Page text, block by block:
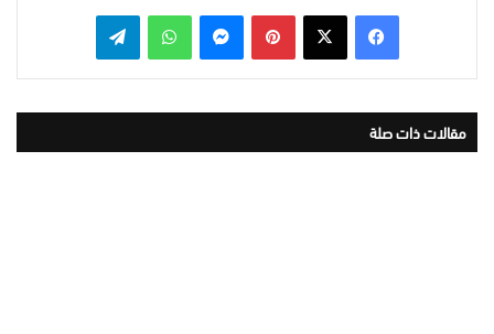
بينتيريست واتساب
مقالات ذات صلة